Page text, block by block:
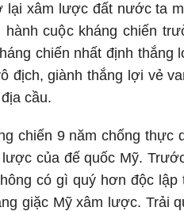
lại xâm lược đất nước ta
hành cuộc kháng chiến
chiến nhất định
địch, giành thắng lợi vẻ
cầu.
chiến 9 năm chống thực
của đế quốc Mỹ.
có gì quý hơn độc
giặc Mỹ xâm lược. Trải